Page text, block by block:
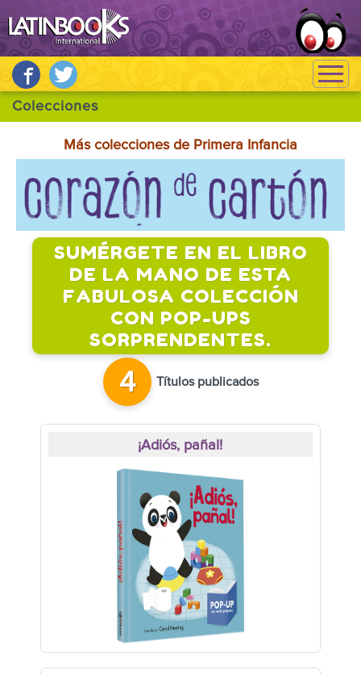
Más colecciones de Primera Infancia
SUMÉRGETE EN EL LIBRO
DE LA MANO DE ESTA
FABULOSA COLECCIÓN
CON POP-UPS
SORPRENDENTES.
4 Títulos publicados
¡Adiós, pañal!